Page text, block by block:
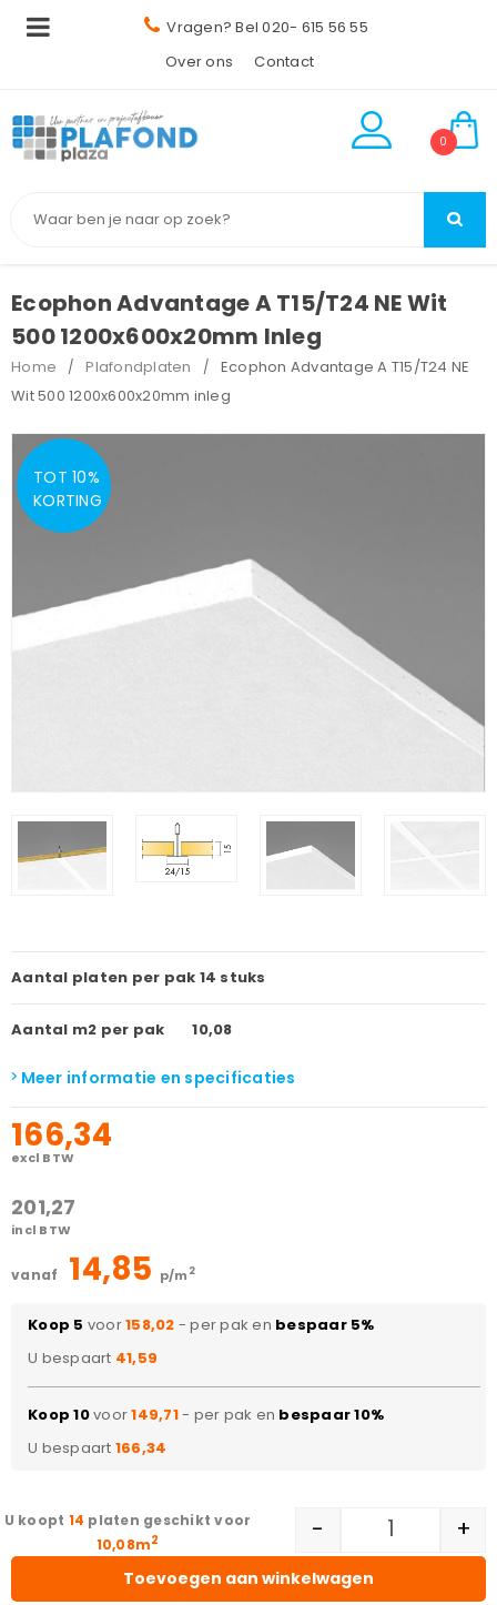
Vragen? Bel 020- 615 56 55
Over ons
Contact
0
Ecophon Advantage A T15/T24 NE Wit
500 1200x600x20mm Inleg
Home / Plafondplaten /
Ecophon Advantage A T15/T24 NE
Wit 500 1200x600x20mm inleg
TOT 10%
KORTING
Aantal platen per pak 14 stuks
Aantal m2 per pak 10,08
Meer informatie en specificaties
166,34
excl BTW
201,27
incl BTW
vanaf 14,85 p/m 2
Koop 5 voor158,02 - per pak en bespaar 5%
U bespaart 41,59
Koop 10voor149,71- per pak en bespaar 10%
U bespaart 166,34
- +
Toevoegen aan winkelwagen
14 platen geschikt voor
10,08m2